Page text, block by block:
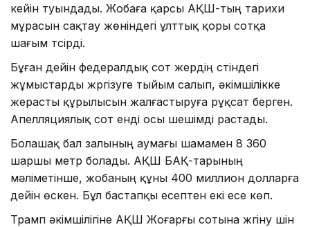
кейін туындады. Жобаға қарсы АҚШ-тың тарихи
мұрасын сақтау жөніндегі ұлттық қоры сотқа
шағым түсірді.
Бұған дейін федералдық сот жердің үстіндегі
жұмыстарды жүргізуге тыйым салып, әкімшілікке
жерасты құрылысын жалғастыруға рұқсат берген.
Апелляциялық сот енді осы шешімді растады.
Болашақ бал залының аумағы шамамен 8 360
шаршы метр болады. АҚШ БАҚ-тарының
мәліметінше, жобаның құны 400 миллион долларға
дейін өскен. Бұл бастапқы есептен екі есе көп.
Трамп әкімшілігіне АҚШ Жоғарғы сотына жүгіну үшін